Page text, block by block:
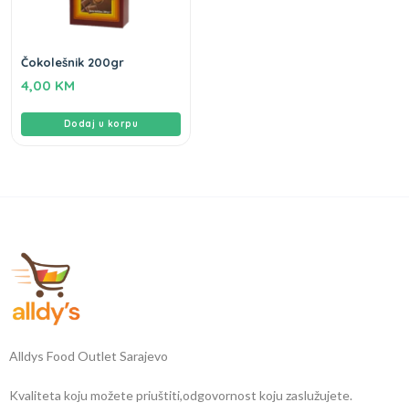
Čokolešnik 200gr
4,00 KM
Dodaj u korpu
Alldys Food Outlet Sarajevo
Kvaliteta koju možete priuštiti,odgovornost koju zaslužujete.